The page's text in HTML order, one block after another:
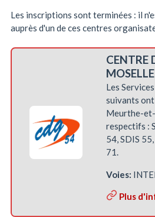
Les inscriptions sont terminées : il
auprès d'un de ces centres
CENTRE
Les
suivants
Meurthe-
respectifs :
54, SDIS
71.
Voies:
Plus